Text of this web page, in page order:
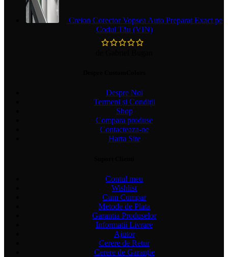
Creion Corector Vopsea Auto Preparat Exact pe
Codul Tău (VIN)
Despre Noi
Termeni și Condiții
Shop
Compara produse
Contacteaza-ne
Harta Site
Contul meu
Wishlist
Cum Cumpar
Metode de Plata
Garantia Produselor
Informatii Livrare
Ajutor
Cerere de Retur
Cerere de Garanție